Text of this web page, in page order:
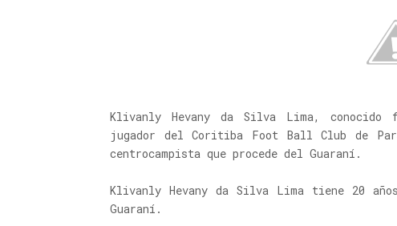
Klivanly Hevany da Silva Lima,
jugador del Coritiba Foot Ball Club de
centrocampista que procede del Guaraní.
Klivanly Hevany da Silva Lima tiene 20
Guaraní.